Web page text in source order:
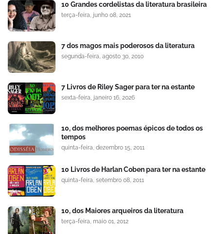
10 Grandes cordelistas da literatura brasileira
terça-feira, junho 08, 2021
7 dos magos mais poderosos da literatura
segunda-feira, agosto 30, 2010
7 Livros de Riley Sager para ter na estante
sexta-feira, janeiro 16, 2026
10, dos melhores poemas épicos de todos os
tempos
quinta-feira, dezembro 15, 2011
10 Livros de Harlan Coben para ter na estante
quinta-feira, setembro 08, 2011
10, dos Maiores arqueiros da literatura
terça-feira, maio 01, 2012